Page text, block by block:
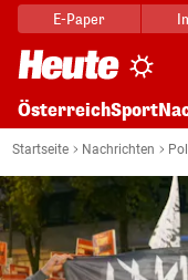
E-Paper
ÖsterreichSport
Startseite Nachrichten